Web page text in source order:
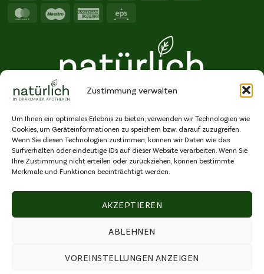
Zustimmung verwalten
Um Ihnen ein optimales Erlebnis zu bieten, verwenden wir Technologien wie
Cookies, um Geräteinformationen zu speichern bzw. darauf zuzugreifen.
Wenn Sie diesen Technologien zustimmen, können wir Daten wie das
Surfverhalten oder eindeutige IDs auf dieser Website verarbeiten. Wenn Sie
Ihre Zustimmung nicht erteilen oder zurückziehen, können bestimmte
Merkmale und Funktionen beeinträchtigt werden.
AKZEPTIEREN
ABLEHNEN
VOREINSTELLUNGEN ANZEIGEN
MasterCardMaestroAmerican
IMPRESSUM|RECHTLICHE HINWEISE|ECHTHEIT VON BEWERTUNGEN|ERKLÄRUNG
ZUR BARRIEREFREIHEIT |COOKIE-RICHTLINIE